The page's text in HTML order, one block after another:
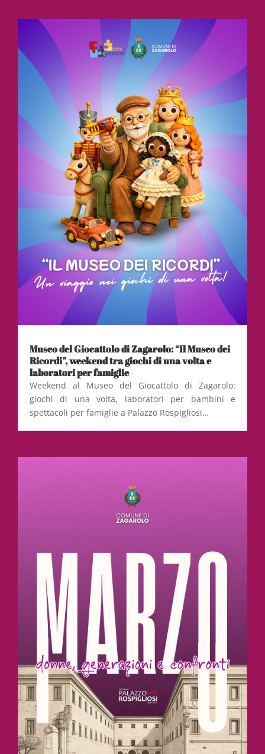
Museo del Giocattolo di Zagarolo: “Il Museo dei
Ricordi”, weekend tra giochi di una volta e
laboratori per famiglie
Weekend al Museo del Giocattolo di Zagarolo:
giochi di una volta, laboratori per bambini e
spettacoli per famiglie a Palazzo Rospigliosi…